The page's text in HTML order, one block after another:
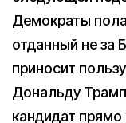
Демократы
отданный не за
приносит
Дональду
кандидат